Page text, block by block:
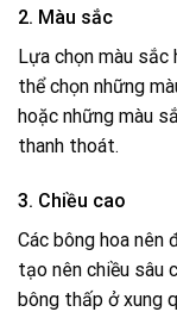
2. Màu sắc
Lựa chọn màu sắc
thể chọn những
hoặc những màu
thanh thoát.
3. Chiều cao
Các bông hoa nên
tạo nên chiều sâu
bông thấp ở xung